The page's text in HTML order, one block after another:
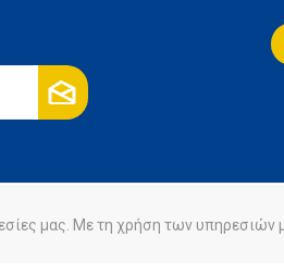
Πολιτική Cookies
μας. Με τη χρήση των υπηρεσιών